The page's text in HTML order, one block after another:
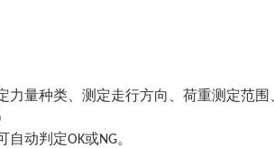
量种类、测定走行方向、荷重测定范
自动判定OK或NG。